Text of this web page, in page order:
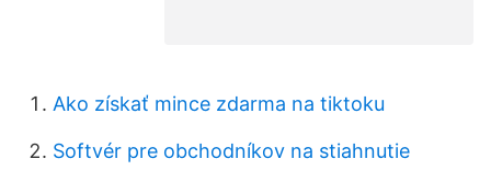
Ako získať mince zdarma na tiktoku
Softvér pre obchodníkov na stiahnutie